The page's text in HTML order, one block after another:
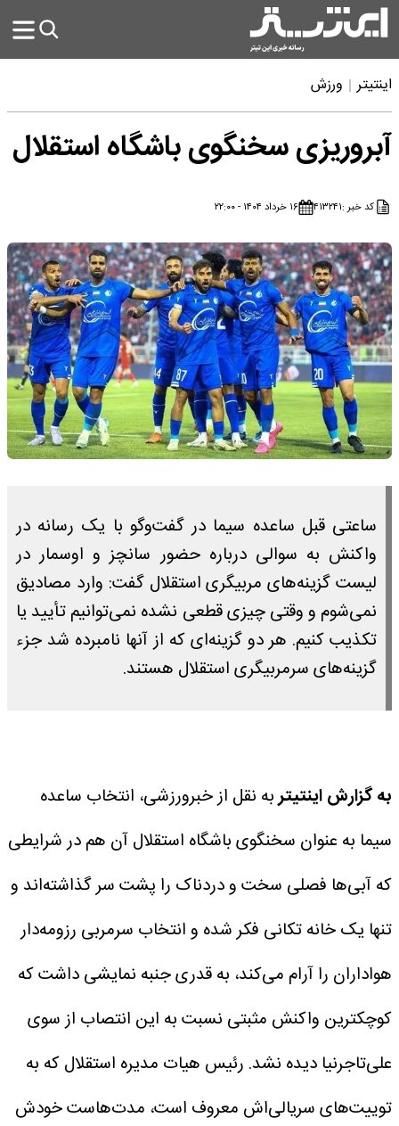
اینتیتر ورزش
آبروریزی سخنگوی باشگاه استقلال
کد خبر :۴۱۳۲۴۱ ۱۶ خرداد ۱۴۰۴ - ۲۲:۰۰
ساعتی قبل ساعده سیما در گفت‌وگو با یک رسانه در
واکنش به سوالی درباره حضور سانچز و اوسمار در
لیست گزینه‌های مربیگری استقلال گفت: وارد مصادیق
نمی‌شوم و وقتی چیزی قطعی نشده نمی‌توانیم تأیید یا
تکذیب کنیم. هر دو گزینه‌ای که از آنها نامبرده شد جزء
گزینه‌های سرمربیگری استقلال هستند.
به گزارش اینتیتربه نقل از خبرورزشی، انتخاب ساعده
سیما به عنوان سخنگوی باشگاه استقلال آن هم در شرایطی
که آبی‌ها فصلی سخت و دردناک را پشت سر گذاشته‌اند و
تنها یک خانه تکانی فکر شده و انتخاب سرمربی رزومه‌دار
هواداران را آرام می‌کند، به قدری جنبه نمایشی داشت که
کوچکترین واکنش مثبتی نسبت به این انتصاب از سوی
علی‌تاجرنیا دیده نشد. رئیس هیات مدیره استقلال که به
توییت‌های سریالی‌اش معروف است، مدت‌هاست خودش